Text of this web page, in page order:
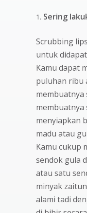
Sering
Scrubbing
untuk
Kamu dapat
puluhan ribu
membuatnya
membuatnya
menyiapkan
madu atau
Kamu cukup
sendok gula
atau satu
minyak
alami tadi